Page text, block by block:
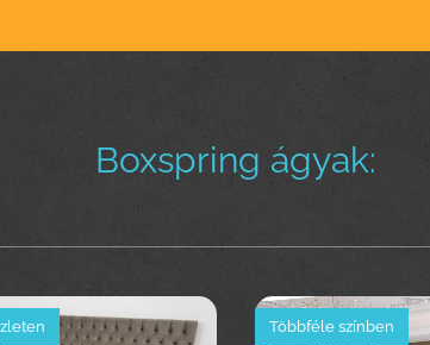
Boxspring ágyak:
Többféle színben